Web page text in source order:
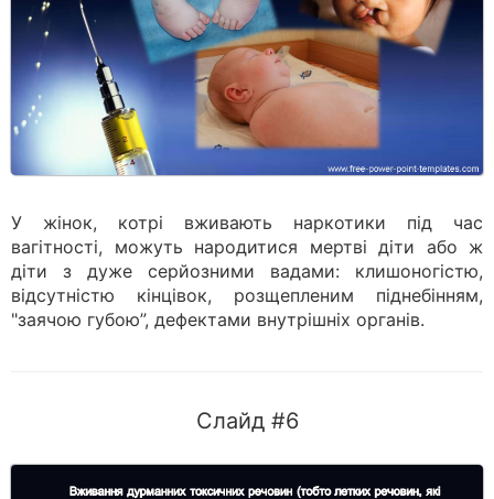
У жінок, котрі вживають наркотики під час
вагітності, можуть народитися мертві діти або ж
діти з дуже серйозними вадами: клишоногістю,
відсутністю кінцівок, розщепленим піднебінням,
"заячою губою”, дефектами внутрішніх органів.
Слайд #6